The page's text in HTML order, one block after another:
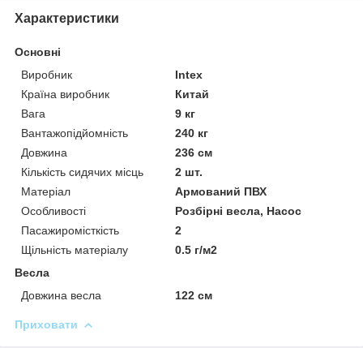
Характеристики
Основні
Виробник
Intex
Країна виробник
Китай
Вага
9 кг
Вантажопідйомність
240 кг
Довжина
236 см
Кількість сидячих місць
2 шт.
Матеріал
Армований ПВХ
Особливості
Розбірні весла, Насос
Пасажиромісткість
2
Щільність матеріалу
0.5 г/м2
Весла
Довжина весла
122 см
Приховати